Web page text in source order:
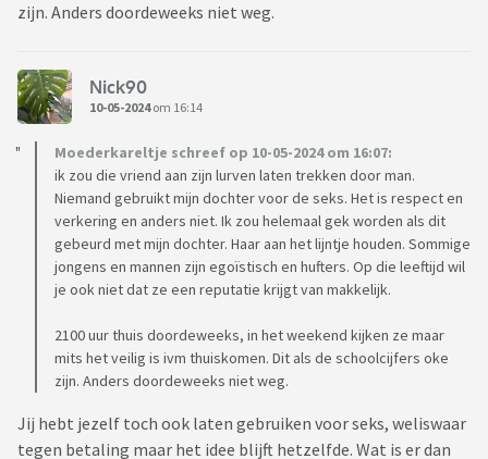
zijn. Anders doordeweeks niet weg.
Nick90
10-05-2024om 16:14
Moederkareltje schreef op 10-05-2024 om 16:07:
ik zou die vriend aan zijn lurven laten trekken door man.
Niemand gebruikt mijn dochter voor de seks. Het is respect en
verkering en anders niet. Ik zou helemaal gek worden als dit
gebeurd met mijn dochter. Haar aan het lijntje houden. Sommige
jongens en mannen zijn egoïstisch en hufters. Op die leeftijd wil
je ook niet dat ze een reputatie krijgt van makkelijk.
2100 uur thuis doordeweeks, in het weekend kijken ze maar
mits het veilig is ivm thuiskomen. Dit als de schoolcijfers oke
zijn. Anders doordeweeks niet weg.
Jij hebt jezelf toch ook laten gebruiken voor seks, weliswaar
tegen betaling maar het idee blijft hetzelfde. Wat is er dan